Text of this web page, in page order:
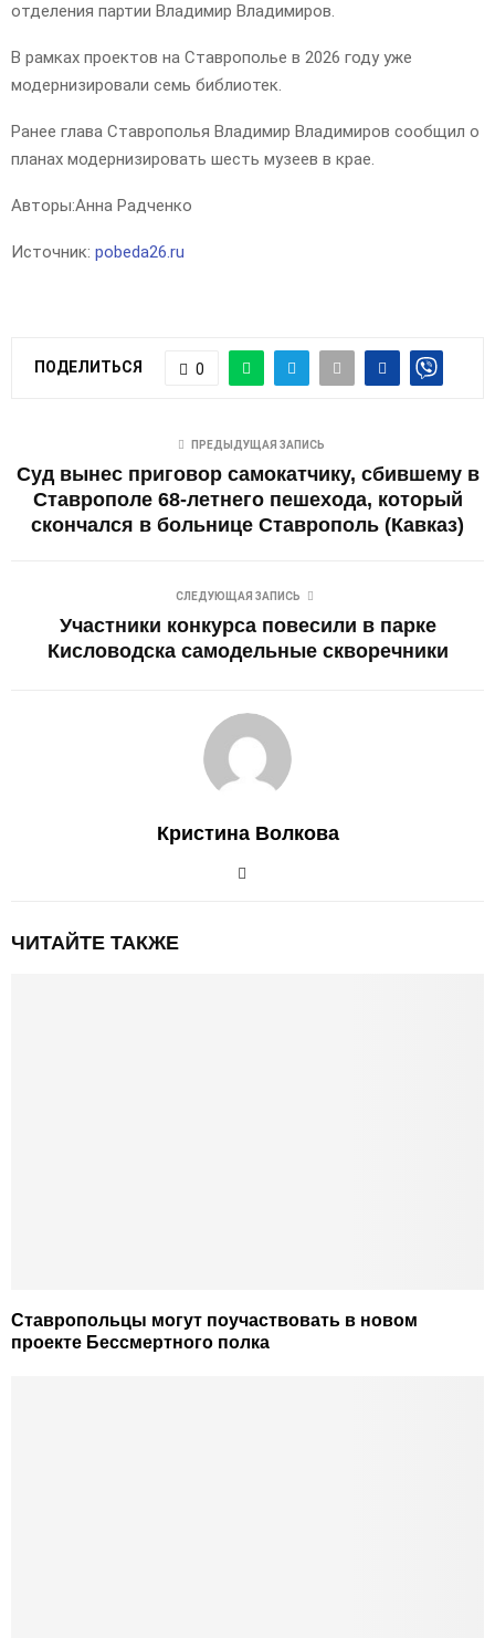
отделения партии Владимир Владимиров.
В рамках проектов на Ставрополье в 2026 году уже
модернизировали семь библиотек.
Ранее глава Ставрополья Владимир Владимиров сообщил о
планах модернизировать шесть музеев в крае.
Авторы:Анна Радченко
Источник: pobeda26.ru
ПОДЕЛИТЬСЯ 0
ПРЕДЫДУЩАЯ ЗАПИСЬ
Суд вынес приговор самокатчику, сбившему в
Ставрополе 68-летнего пешехода, который
скончался в больнице Ставрополь (Кавказ)
СЛЕДУЮЩАЯ ЗАПИСЬ
Участники конкурса повесили в парке
Кисловодска самодельные скворечники
Кристина Волкова
ЧИТАЙТЕ ТАКЖЕ
Ставропольцы могут поучаствовать в новом
проекте Бессмертного полка